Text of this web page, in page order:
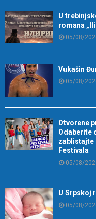
U
romana
05/08/
Vukašin
05/08/
Otvorene
Odaberite
zablistajte
Festivala
05/08/
U Srpskoj
05/08/